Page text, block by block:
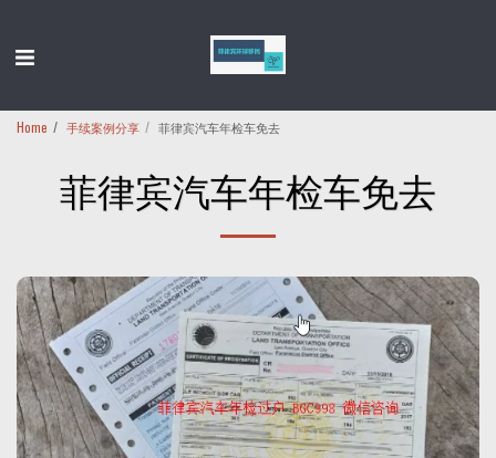
Home 手续案例分享 菲律宾汽车年检车免去
菲律宾汽车年检车免去